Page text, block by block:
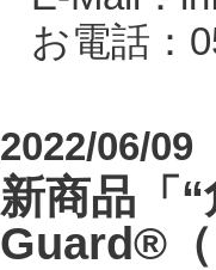
お電話：
2022/06/09
新商品「
Guard®